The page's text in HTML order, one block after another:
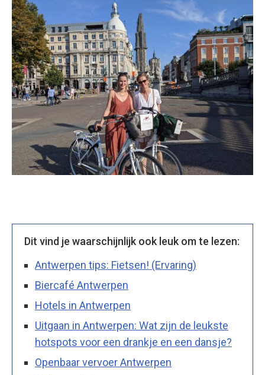
Dit vind je waarschijnlijk ook leuk om te lezen:
Antwerpen tips: Fietsen! (Ervaring)
Biercafé Antwerpen
Hotels in Antwerpen
Uitgaan in Antwerpen: Wat zijn de leukste
hotspots voor een drankje en een dansje?
Openbaar vervoer Antwerpen